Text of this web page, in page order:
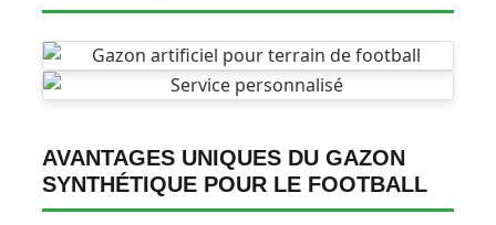
AVANTAGES UNIQUES DU GAZON
SYNTHÉTIQUE POUR LE FOOTBALL